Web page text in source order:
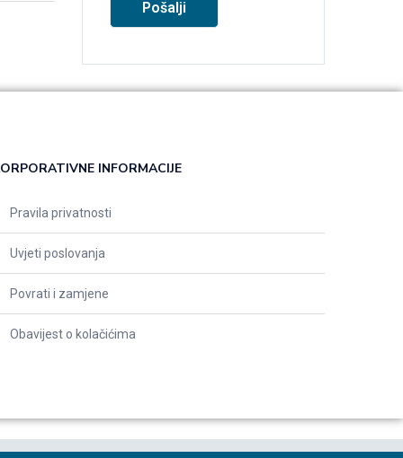
INFORMACIJE
Pravila privatnosti
Uvjeti poslovanja
Povrati i zamjene
Obavijest o kolačićima